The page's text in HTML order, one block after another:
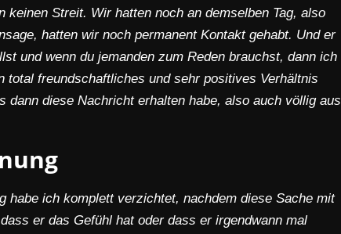
keinen Streit. Wir hatten noch an demselben Tag, also
hatten wir noch permanent Kontakt gehabt. Und er
und wenn du jemanden zum Reden brauchst, dann ich
total freundschaftliches und sehr positives Verhältnis
dann diese Nachricht erhalten habe, also auch völlig aus
habe ich komplett verzichtet, nachdem diese Sache mit
er das Gefühl hat oder dass er irgendwann mal